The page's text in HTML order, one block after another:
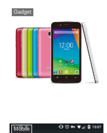
Gadget
Mobile